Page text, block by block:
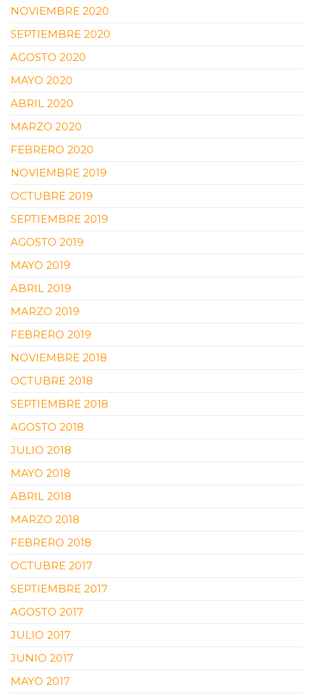
NOVIEMBRE 2020
SEPTIEMBRE 2020
AGOSTO 2020
MAYO 2020
ABRIL 2020
MARZO 2020
FEBRERO 2020
NOVIEMBRE 2019
OCTUBRE 2019
SEPTIEMBRE 2019
AGOSTO 2019
MAYO 2019
ABRIL 2019
MARZO 2019
FEBRERO 2019
NOVIEMBRE 2018
OCTUBRE 2018
SEPTIEMBRE 2018
AGOSTO 2018
JULIO 2018
MAYO 2018
ABRIL 2018
MARZO 2018
FEBRERO 2018
OCTUBRE 2017
SEPTIEMBRE 2017
AGOSTO 2017
JULIO 2017
JUNIO 2017
MAYO 2017